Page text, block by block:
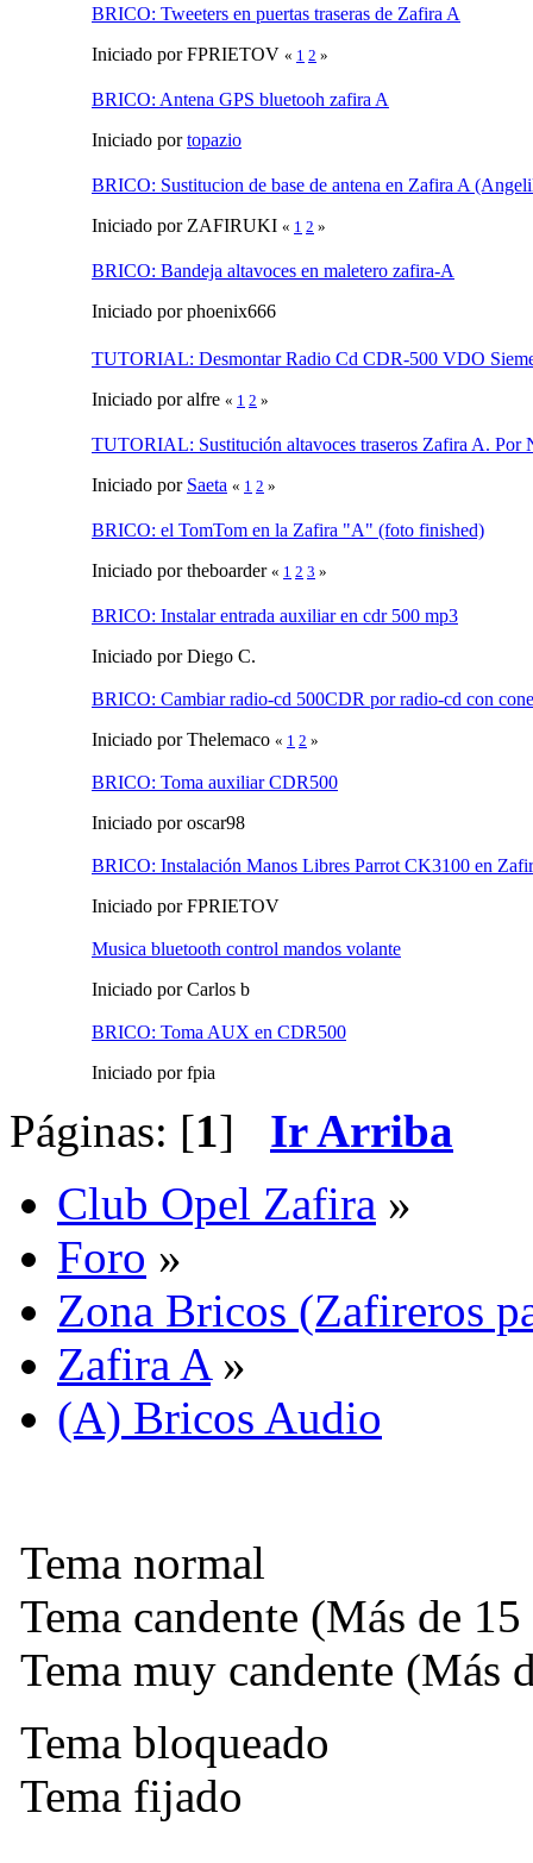
BRICO: Tweeters en puertas traseras de Zafira A
Iniciado por FPRIETOV « 1 2 »
BRICO: Antena GPS bluetooh zafira A
Iniciado portopazio
BRICO: Sustitucion de base de antena en Zafira A
Iniciado por ZAFIRUKI « 1 2 »
BRICO: Bandeja altavoces en maletero zafira-A
Iniciado por phoenix666
TUTORIAL: Desmontar Radio Cd CDR-500 VDO
Iniciado por alfre « 1 2 »
TUTORIAL: Sustitución altavoces traseros Zafira A. Por
Iniciado por Saeta « 1 2 »
BRICO: el TomTom en la Zafira "A" (foto finished)
Iniciado por theboarder « 1 2 3 »
BRICO: Instalar entrada auxiliar en cdr 500 mp3
Iniciado por Diego C.
BRICO: Cambiar radio-cd 500CDR por radio-cd con
Iniciado por Thelemaco « 1 2 »
BRICO: Toma auxiliar CDR500
Iniciado por oscar98
BRICO: Instalación Manos Libres Parrot CK3100 en
Iniciado por FPRIETOV
Musica bluetooth control mandos volante
Iniciado por Carlos b
BRICO: Toma AUX en CDR500
Iniciado por fpia
Páginas: [1] Ir Arriba
Club Opel Zafira »
Foro »
Zona Bricos (Zafireros
Zafira A»
(A) Bricos Audio
Tema normal
Tema candente (Más de 15
Tema muy candente (Más
Tema bloqueado
Tema fijado